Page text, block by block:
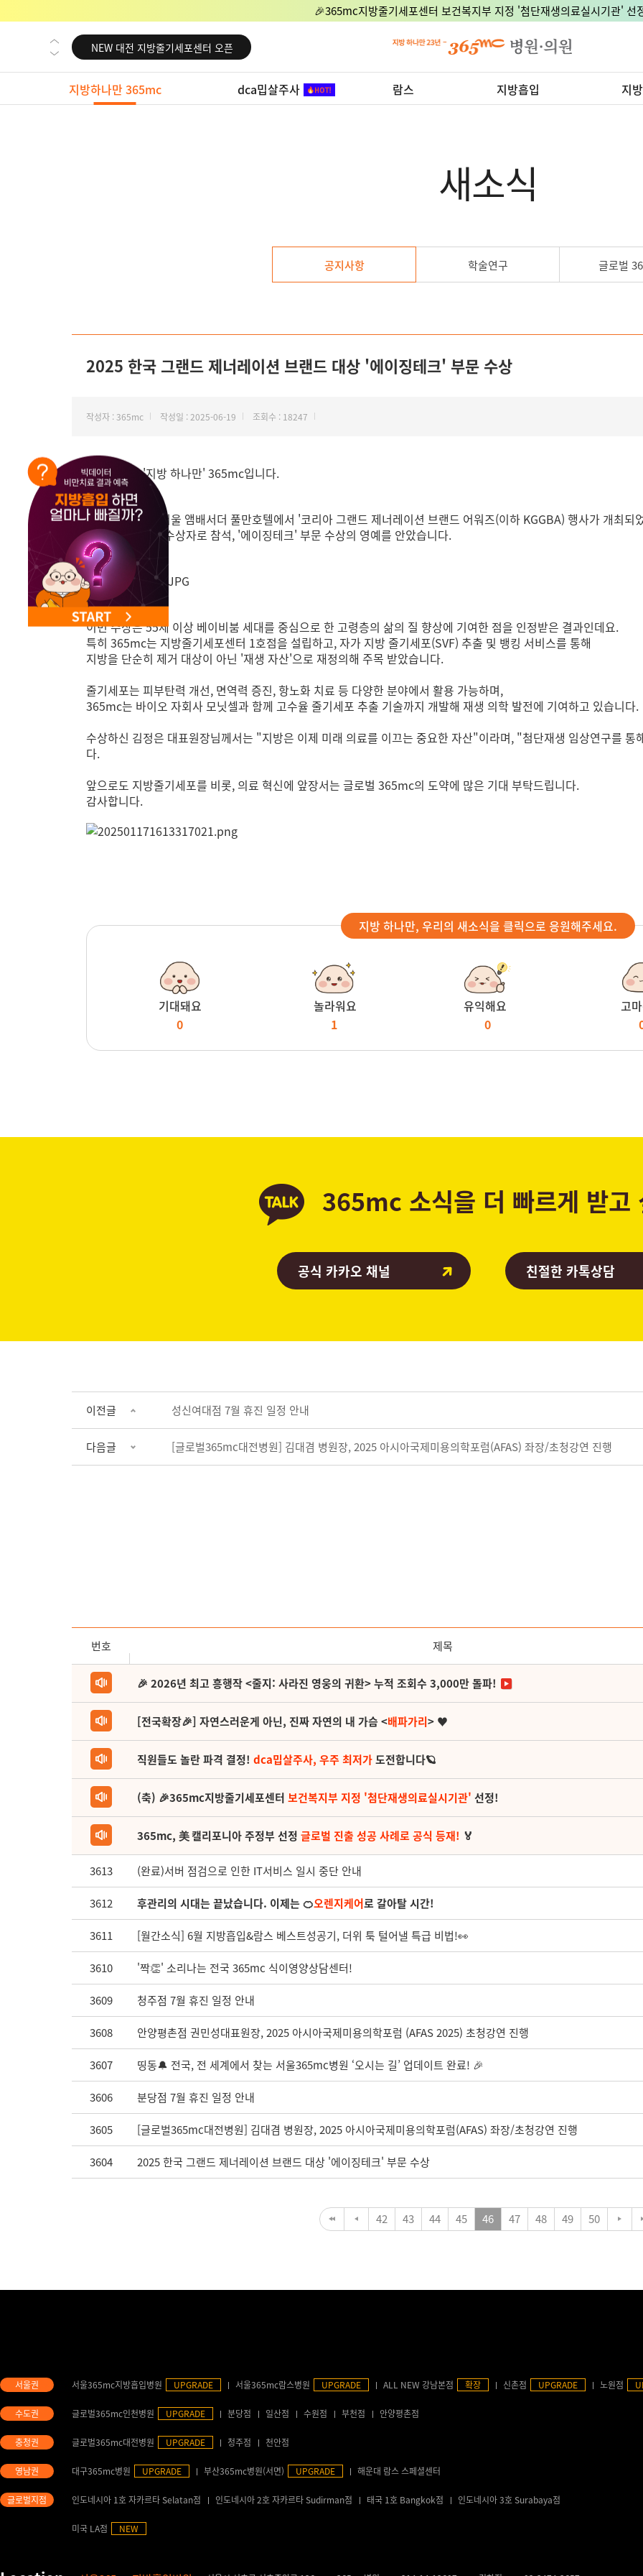
🎉365mc지방줄기세포센터 보건복지부 지정 '첨단재생의료실시기관' 선
NEW 교대 지방줄기세포센터 오픈
NEW 대전 지방줄기세포센터 오픈
NEW 노원 지방줄기세포센터 오픈
NEW 미국 LA점 오픈
지방하나만 365mc dca밉살주사 람스 지방흡입 지
새소식
공지사항 학술연구 글로벌
2025 한국 그랜드 제너레이션 브랜드 대상 '에이징테크' 부문 수상
작성자 : 365mc 작성일 : 2025-06-19 조회수 : 18247
안녕하세요 '지방 하나만' 365mc입니다.
지난 6월 17일, 서울 앰배서더 풀만호텔에서 '코리아 그랜드 제너레이션 브랜드 어워즈(이하 KGGBA) 행사가 개최되
대표원장님께서 수상자로 참석, '에이징테크' 부문 수상의 영예를 안았습니다.
이번 수상은 55세 이상 베이비붐 세대를 중심으로 한 고령층의 삶의 질 향상에 기여한 점을 인정받은 결과인데요.
특히 365mc는 지방줄기세포센터 1호점을 설립하고, 자가 지방 줄기세포(SVF) 추출 및 뱅킹 서비스를 통해
지방을 단순히 제거 대상이 아닌 '재생 자산'으로 재정의해 주목 받았습니다.
줄기세포는 피부탄력 개선, 면역력 증진, 항노화 치료 등 다양한 분야에서 활용 가능하며,
365mc는 바이오 자회사 모닛셀과 함께 고수율 줄기세포 추출 기술까지 개발해 재생 의학 발전에 기여하고 있습니다.
수상하신 김정은 대표원장님께서는 "지방은 이제 미래 의료를 이끄는 중요한 자산"이라며, "첨단재생 임상연구를
다.
앞으로도 지방줄기세포를 비롯, 의료 혁신에 앞장서는 글로벌 365mc의 도약에 많은 기대 부탁드립니다.
감사합니다.
지방 하나만, 우리의 새소식을 클릭으로 응원해주세요.
기대돼요
0
놀라워요
1
유익해요
0
고
365mc 소식을 더 빠르게 받고
공식 카카오 채널 친절한 카톡상담
이전글 성신여대점 7월 휴진 일정 안내
다음글 [글로벌365mc대전병원] 김대겸 병원장, 2025 아시아국제미용의학포럼(AFAS) 좌장/초청강연 진행
번호 제목
🎉 2026년 최고 흥행작 <줄지: 사라진 영웅의 귀환> 누적 조회수 3,000만 돌파!
[전국확장🎉] 자연스러운게 아닌, 진짜 자연의 내 가슴 <배파가리> ♥
직원들도 놀란 파격 결정! dca밉살주사, 우주 최저가도전합니다🪐
(축) 🎉365mc지방줄기세포센터 보건복지부 지정 '첨단재생의료실시기관' 선정!
365mc, 美 캘리포니아 주정부 선정 글로벌 진출 성공 사례로 공식 등재! 🏅
3613 (완료)서버 점검으로 인한 IT서비스 일시 중단 안내
3612 후관리의 시대는 끝났습니다. 이제는 🍊오렌지케어로 갈아탈 시간!
3611 [월간소식] 6월 지방흡입&람스 베스트성공기, 더위 툭 털어낼 특급 비법!👀
3610 '짝👏' 소리나는 전국 365mc 식이영양상담센터!
3609 청주점 7월 휴진 일정 안내
3608 안양평촌점 권민성대표원장, 2025 아시아국제미용의학포럼 (AFAS 2025) 초청강연 진행
3607 띵동🔔 전국, 전 세계에서 찾는 서울365mc병원 ‘오시는 길’ 업데이트 완료! 🎉
3606 분당점 7월 휴진 일정 안내
3605 [글로벌365mc대전병원] 김대겸 병원장, 2025 아시아국제미용의학포럼(AFAS) 좌장/초청강연 진행
3604 2025 한국 그랜드 제너레이션 브랜드 대상 '에이징테크' 부문 수상
42 43 44 45 46 47 48 49 50
서울365mc지방흡입병원 UPGRADE 서울365mc람스병원 UPGRADE ALL NEW 강남본점 확장 신촌점 UPGRADE 노원점
글로벌365mc인천병원 UPGRADE 분당점 일산점 수원점 부천점 안양평촌점
글로벌365mc대전병원 UPGRADE 청주점 천안점
대구365mc병원 UPGRADE 부산365mc병원(서면) UPGRADE 해운대 람스 스페셜센터
인도네시아 1호 자카르타 Selatan점 인도네시아 2호 자카르타 Sudirman점 태국 1호 Bangkok점 인도네시아 3호 Surabaya점
미국 LA점 NEW